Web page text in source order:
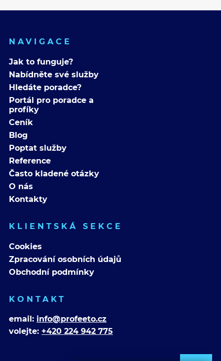
NAVIGACE
Jak to funguje?
Nabídněte své služby
Hledáte poradce?
Portál pro poradce a
profíky
Ceník
Blog
Poptat služby
Reference
Často kladené otázky
O nás
Kontakty
KLIENTSKÁ SEKCE
Cookies
Zpracování osobních údajů
Obchodní podmínky
KONTAKT
email: info@profeeto.cz
volejte: +420 224 942 775